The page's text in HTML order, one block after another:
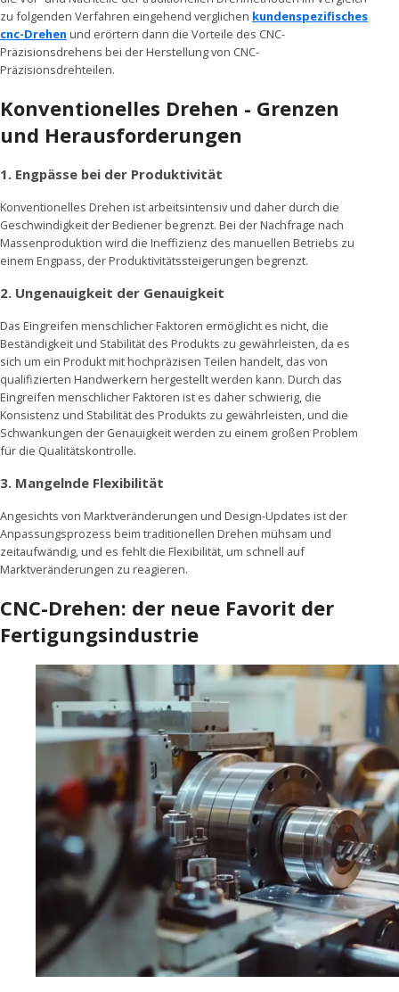
zu folgenden Verfahren eingehend verglichen kundenspezifisches
cnc-Drehen und erörtern dann die Vorteile des CNC-
Präzisionsdrehens bei der Herstellung von CNC-
Präzisionsdrehteilen.
Konventionelles Drehen - Grenzen
und Herausforderungen
1. Engpässe bei der Produktivität
Konventionelles Drehen ist arbeitsintensiv und daher durch die
Geschwindigkeit der Bediener begrenzt. Bei der Nachfrage nach
Massenproduktion wird die Ineffizienz des manuellen Betriebs zu
einem Engpass, der Produktivitätssteigerungen begrenzt.
2. Ungenauigkeit der Genauigkeit
Das Eingreifen menschlicher Faktoren ermöglicht es nicht, die
Beständigkeit und Stabilität des Produkts zu gewährleisten, da es
sich um ein Produkt mit hochpräzisen Teilen handelt, das von
qualifizierten Handwerkern hergestellt werden kann. Durch das
Eingreifen menschlicher Faktoren ist es daher schwierig, die
Konsistenz und Stabilität des Produkts zu gewährleisten, und die
Schwankungen der Genauigkeit werden zu einem großen Problem
für die Qualitätskontrolle.
3. Mangelnde Flexibilität
Angesichts von Marktveränderungen und Design-Updates ist der
Anpassungsprozess beim traditionellen Drehen mühsam und
zeitaufwändig, und es fehlt die Flexibilität, um schnell auf
Marktveränderungen zu reagieren.
CNC-Drehen: der neue Favorit der
Fertigungsindustrie